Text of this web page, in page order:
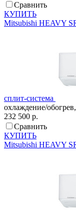
Сравнить
КУПИТЬ
Mitsubishi HEAVY
сплит-система
охлаждение/
232 500 р.
Сравнить
КУПИТЬ
Mitsubishi HEAVY